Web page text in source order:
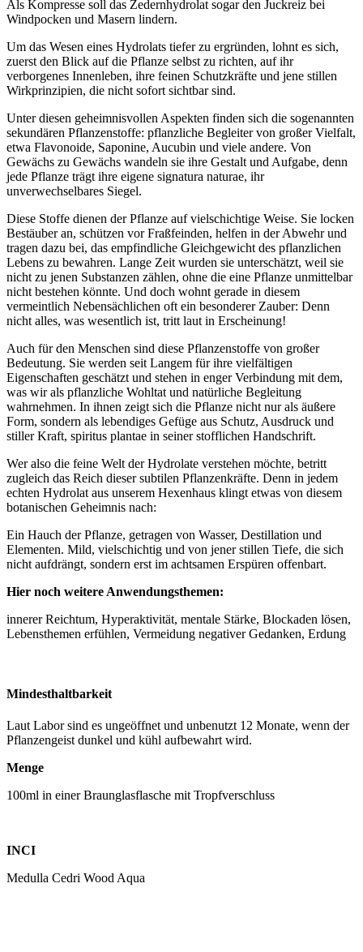
Als Kompresse soll das Zedernhydrolat sogar den Juckreiz bei
Windpocken und Masern lindern.
Um das Wesen eines Hydrolats tiefer zu ergründen, lohnt es sich,
zuerst den Blick auf die Pflanze selbst zu richten, auf ihr
verborgenes Innenleben, ihre feinen Schutzkräfte und jene stillen
Wirkprinzipien, die nicht sofort sichtbar sind.
Unter diesen geheimnisvollen Aspekten finden sich die sogenannten
sekundären Pflanzenstoffe: pflanzliche Begleiter von großer Vielfalt,
etwa Flavonoide, Saponine, Aucubin und viele andere. Von
Gewächs zu Gewächs wandeln sie ihre Gestalt und Aufgabe, denn
jede Pflanze trägt ihre eigene signatura naturae, ihr
unverwechselbares Siegel.
Diese Stoffe dienen der Pflanze auf vielschichtige Weise. Sie locken
Bestäuber an, schützen vor Fraßfeinden, helfen in der Abwehr und
tragen dazu bei, das empfindliche Gleichgewicht des pflanzlichen
Lebens zu bewahren. Lange Zeit wurden sie unterschätzt, weil sie
nicht zu jenen Substanzen zählen, ohne die eine Pflanze unmittelbar
nicht bestehen könnte. Und doch wohnt gerade in diesem
vermeintlich Nebensächlichen oft ein besonderer Zauber: Denn
nicht alles, was wesentlich ist, tritt laut in Erscheinung!
Auch für den Menschen sind diese Pflanzenstoffe von großer
Bedeutung. Sie werden seit Langem für ihre vielfältigen
Eigenschaften geschätzt und stehen in enger Verbindung mit dem,
was wir als pflanzliche Wohltat und natürliche Begleitung
wahrnehmen. In ihnen zeigt sich die Pflanze nicht nur als äußere
Form, sondern als lebendiges Gefüge aus Schutz, Ausdruck und
stiller Kraft, spiritus plantae in seiner stofflichen Handschrift.
Wer also die feine Welt der Hydrolate verstehen möchte, betritt
zugleich das Reich dieser subtilen Pflanzenkräfte. Denn in jedem
echten Hydrolat aus unserem Hexenhaus klingt etwas von diesem
botanischen Geheimnis nach:
Ein Hauch der Pflanze, getragen von Wasser, Destillation und
Elementen. Mild, vielschichtig und von jener stillen Tiefe, die sich
nicht aufdrängt, sondern erst im achtsamen Erspüren offenbart.
Hier noch weitere Anwendungsthemen:
innerer Reichtum, Hyperaktivität, mentale Stärke, Blockaden lösen,
Lebensthemen erfühlen, Vermeidung negativer Gedanken, Erdung
Mindesthaltbarkeit
Laut Labor sind es ungeöffnet und unbenutzt 12 Monate, wenn der
Pflanzengeist dunkel und kühl aufbewahrt wird.
Menge
100ml in einer Braunglasflasche mit Tropfverschluss
INCI
Medulla Cedri Wood Aqua